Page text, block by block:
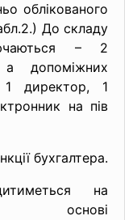
облікованого
До складу
– 2
допоміжних
1 директор, 1
на пів
бухгалтера.
на